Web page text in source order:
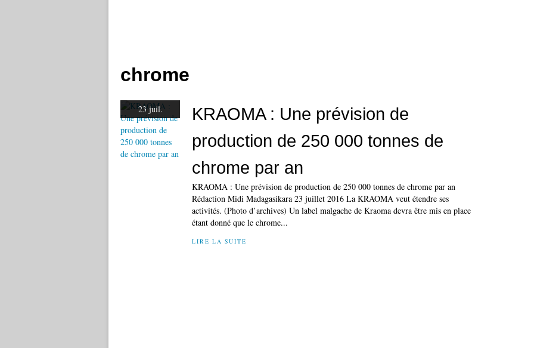
chrome
23 juil.
KRAOMA : Une prévision de
production de 250 000 tonnes de
chrome par an
KRAOMA : Une prévision de production de 250 000 tonnes de chrome par an
Rédaction Midi Madagasikara 23 juillet 2016 La KRAOMA veut étendre ses
activités. (Photo d’archives) Un label malgache de Kraoma devra être mis en place
étant donné que le chrome...
LIRE LA SUITE